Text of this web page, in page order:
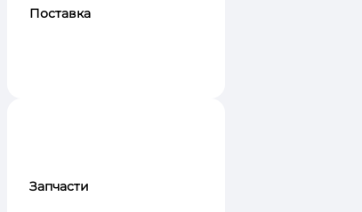
Поставка
Запчасти